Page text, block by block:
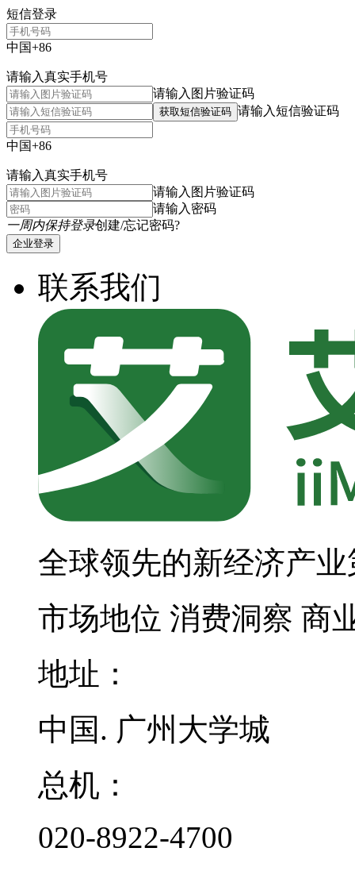
短信登录
中国+86
请输入真实手机号
请输入图片验证码
获取短信验证码 请输入短信验证码
中国+86
请输入真实手机号
请输入图片验证码
请输入密码
一周内保持登录创建/忘记密码?
企业登录
联系我们
全球领先的新经济产
市场地位 消费洞察 商
地址：
中国. 广州大学城
总机：
020-8922-4700